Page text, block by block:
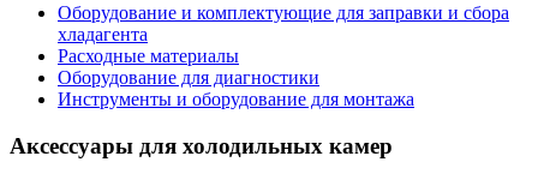
Оборудование и комплектующие для заправки и сбора
хладагента
Расходные материалы
Оборудование для диагностики
Инструменты и оборудование для монтажа
Аксессуары для холодильных камер